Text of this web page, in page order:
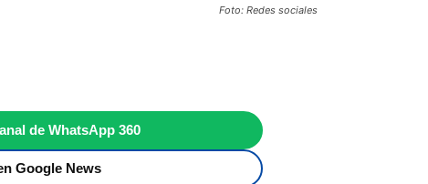
Foto: Redes sociales
de WhatsApp 360
Google News